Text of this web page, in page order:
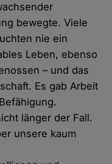
bewegte. Viele
nie ein
Leben, ebenso
– und das
Es gab Arbeit
länger der Fall.
unsere kaum